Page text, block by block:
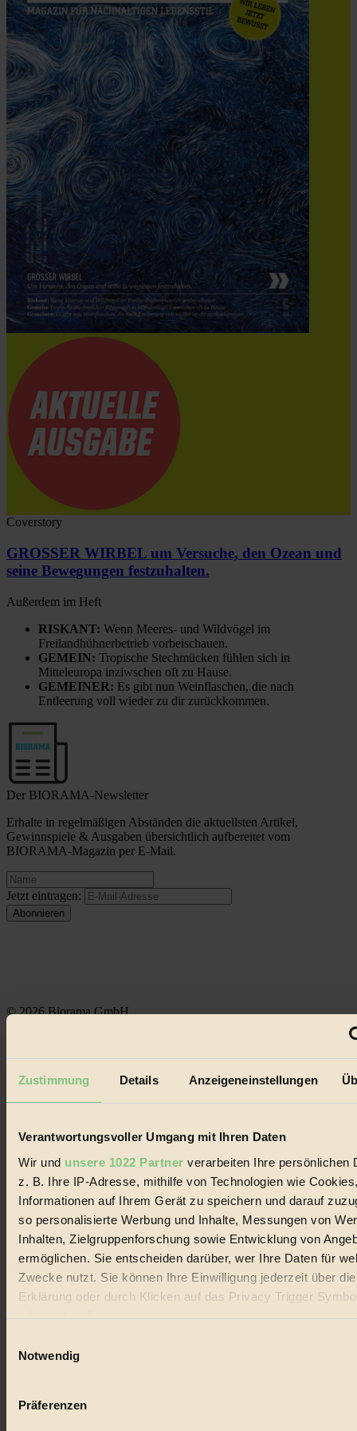
Zustimmung Details Anzeigeneinstellungen
Verantwortungsvoller Umgang mit Ihren Daten
Wir und unsere 1022 Partner verarbeiten Ihre persönlichen
z. B. Ihre IP-Adresse, mithilfe von Technologien wie
Informationen auf Ihrem Gerät zu speichern und darauf
so personalisierte Werbung und Inhalte, Messungen von
Inhalten, Zielgruppenforschung sowie Entwicklung von
ermöglichen. Sie entscheiden darüber, wer Ihre Daten für
Zwecke nutzt. Sie können Ihre Einwilligung jederzeit über
Erklärung oder durch Klicken auf das Privacy Trigger
oder widerrufen
Wenn Sie es erlauben, würden wir auch gerne:
Ihr Gerät durch aktives Scannen nach bestimmten
Notwendig
Präferenzen
Coverstory
GROSSER WIRBEL um Versuche, den Ozean und
seine Bewegungen festzuhalten.
Außerdem im Heft
RISKANT: Wenn Meeres- und Wildvögel im
Freilandhühnerbetrieb vorbeischauen.
GEMEIN: Tropische Stechmücken fühlen sich in
Mitteleuropa inziwschen oft zu Hause.
GEMEINER: Es gibt nun Weinflaschen, die nach
Entleerung voll wieder zu dir zurückkommen.
Der BIORAMA-Newsletter
Erhalte in regelmäßigen Abständen die aktuellsten Artikel,
Gewinnspiele & Ausgaben übersichtlich aufbereitet vom
BIORAMA-Magazin per E-Mail.
Jetzt eintragen:
© 2026 Biorama GmbH
Handels mit Bioprodukten, des Fair-Trade sowie der Branche
Social Media
22.601 Fans auf Facebook
3.415 Follower auf Twitter
Folge uns auf Instagram
Themen
Bio
Vegan